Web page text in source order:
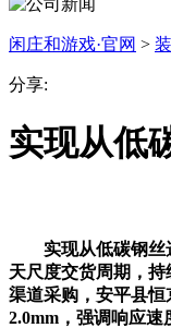
闲庄和游戏·官网 >
分享:
实现从低
实现从低碳钢丝选
天尺度交货周期，
渠道采购，安平县
2.0mm，强调响应